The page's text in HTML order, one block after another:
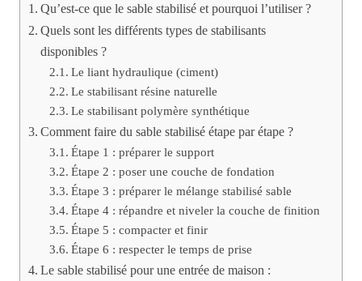
Qu’est-ce que le sable stabilisé et pourquoi l’utiliser ?
Quels sont les différents types de stabilisants
disponibles ?
Le liant hydraulique (ciment)
Le stabilisant résine naturelle
Le stabilisant polymère synthétique
Comment faire du sable stabilisé étape par étape ?
Étape 1 : préparer le support
Étape 2 : poser une couche de fondation
Étape 3 : préparer le mélange stabilisé sable
Étape 4 : répandre et niveler la couche de finition
Étape 5 : compacter et finir
Étape 6 : respecter le temps de prise
Le sable stabilisé pour une entrée de maison :